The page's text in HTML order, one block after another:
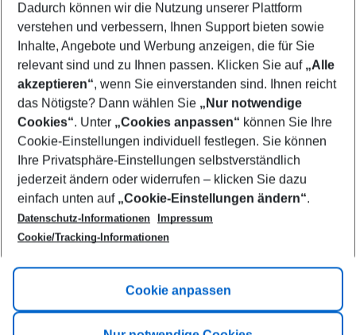
Who will travel
2 adults No children
Show more filter
Footer
Footer navigation
Title A
Link A
Dadurch können wir die Nutzung unserer Plattform
verstehen und verbessern, Ihnen Support bieten sowie
Inhalte, Angebote und Werbung anzeigen, die für Sie
relevant sind und zu Ihnen passen. Klicken Sie auf „Alle
akzeptieren“, wenn Sie einverstanden sind. Ihnen reicht
das Nötigste? Dann wählen Sie „Nur notwendige
Cookies“. Unter „Cookies anpassen“ können Sie Ihre
Cookie-Einstellungen individuell festlegen. Sie können
Ihre Privatsphäre-Einstellungen selbstverständlich
jederzeit ändern oder widerrufen – klicken Sie dazu
einfach unten auf „Cookie-Einstellungen ändern“.
Datenschutz-Informationen
Impressum
Cookie/Tracking-Informationen
Cookie anpassen